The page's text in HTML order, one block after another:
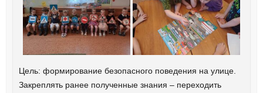
Цель: формирование безопасного поведения на улице.
Закреплять ранее полученные знания – переходить